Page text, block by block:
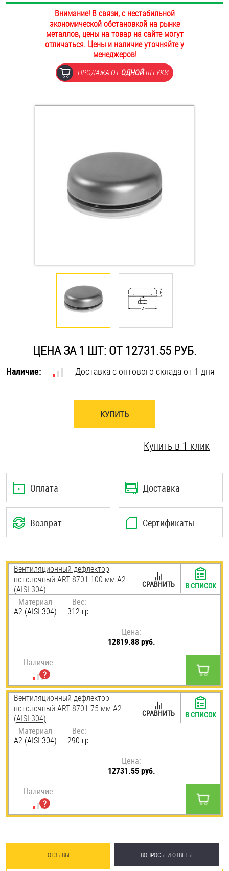
ОПЛАТА И ДОСТАВКА
НАШИ МАГАЗИНЫ
Крюки, кольца с метрической резьбой
Крюки, кольца с шурупной резьбой
Саморезы и шурупы
Стопорные кольца
Такелаж
Шплинты
Штифты и пальцы
Внимание! В связи, с нестабильной
экономической обстановкой на рынке
металлов, цены на товар на сайте могут
отличаться. Цены и наличие уточняйте у
менеджеров!
ПРОДАЖА ОТОДНОЙШТУКИ
ЦЕНА ЗА 1 ШТ: ОТ 12731.55 РУБ.
Наличие: Доставка с оптового склада от 1 дня
КУПИТЬ
Купить в 1 клик
Оплата Доставка
Возврат Сертификаты
Вентиляционный дефлектор
потолочный ART 8701 100 мм А2
(AISI 304)
Материал
А2 (AISI 304)
Вес:
312 гр.
Цена:
12819.88 руб.
Наличие
СРАВНИТЬ В СПИСОК
Вентиляционный дефлектор
потолочный ART 8701 75 мм А2
(AISI 304)
Материал
А2 (AISI 304)
Вес:
290 гр.
Цена:
12731.55 руб.
Наличие
СРАВНИТЬ В СПИСОК
ОТЗЫВЫ ВОПРОСЫ И ОТВЕТЫ